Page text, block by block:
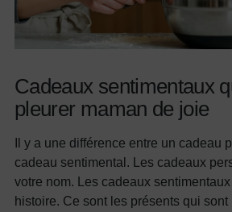
Cadeaux sentimentaux
pleurer maman de joie
Il y a une différence entre un cadeau
cadeau sentimental. Les cadeaux
votre nom. Les cadeaux
histoire. Ce sont les présents qui